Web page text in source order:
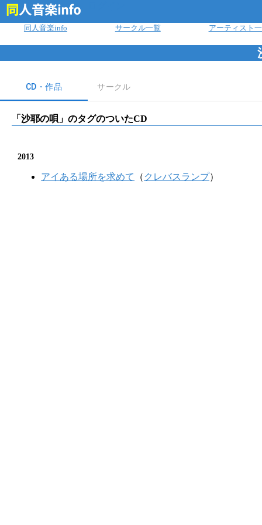
同人音楽info サークル一覧 アーティスト
CD・作品 サークル
「 沙耶の唄 」のタグのついたCD
2013
アイある場所を求めて （ クレバスランプ）